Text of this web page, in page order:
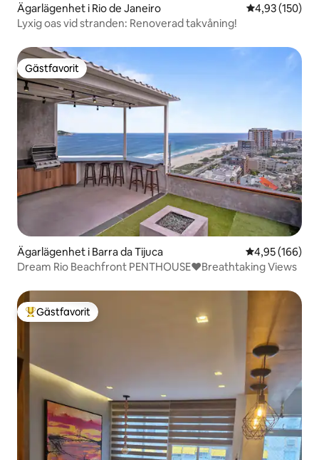
Ägarlägenhet i Rio de Janeiro 4,93 av 5 i
4,93 (150)
Lyxig oas vid stranden: Renoverad takvåning!
Gästfavorit
Gästfavorit
Ägarlägenhet i Barra da Tijuca 4,95 av 5 i
4,95 (166)
Dream Rio Beachfront PENTHOUSE❤️Breathtaking Views
Populär gästfavorit
Gästfavorit